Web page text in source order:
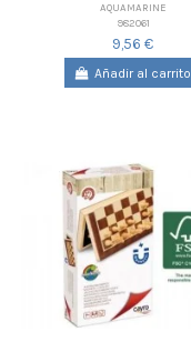
AQUAMARINE
982061
9,56 €
Añadir al carrito